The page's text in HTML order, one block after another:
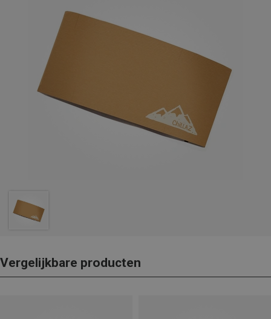
Vergelijkbare producten